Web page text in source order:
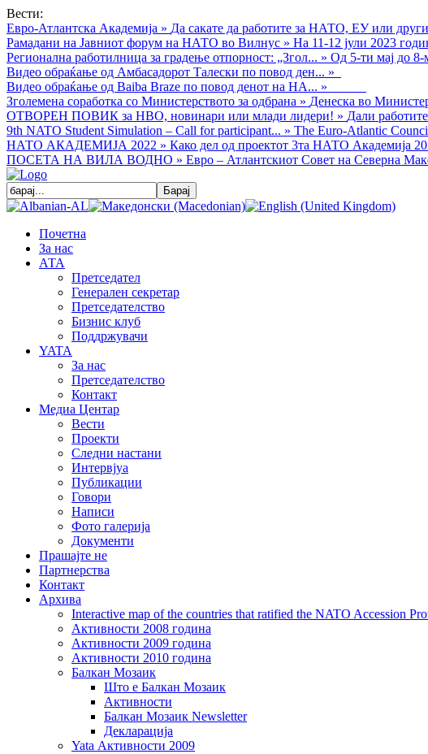
Вести:
Евро-Атлантска Академија » Да сакате да работите за НАТО, ЕУ или
Рамадани на Јавниот форум на НАТО во Вилнус » На 11-12 јули 2023
Регионална работилница за градење отпорност: „Згол... » Од 5-ти мај до 8-
Видео обраќањe од Амбасадорот Талески по повод ден... »
Видео обраќање од Baiba Braze по повод денот на НА... »
Зголемена соработка со Министерството за одбрана » Денеска во
ОТВОРЕН ПОВИК за НВО, новинари или млади лидери! » Дали
9th NATO Student Simulation – Call for participant... » The Euro-Atlantic
НАТО АКАДЕМИЈА 2022 » Како дел од проектот 3та НАТО Академија
ПОСЕТА НА ВИЛА ВОДНО » Евро – Атлантскиот Совет на Северна
Почетна
За нас
АТА
Претседател
Генерален секретар
Претседателство
Бизнис клуб
Поддржувачи
YATA
За нас
Претседателство
Контакт
Медиа Центар
Вести
Проекти
Следни настани
Интервјуа
Публикации
Говори
Написи
Фото галерија
Документи
Прашајте не
Партнерства
Контакт
Архива
Interactive map of the countries that ratified the NATO Accession
Активности 2008 година
Активности 2009 година
Активности 2010 година
Балкан Мозаик
Што е Балкан Мозаик
Активности
Балкан Мозаик Newsletter
Декларација
Yata Активности 2009